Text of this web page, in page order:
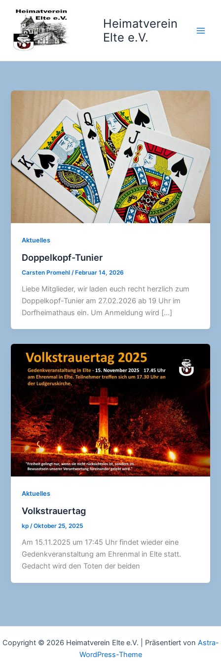
springen
Heimatverein
Elte e.V.
Aktuelles
Doppelkopf-Tunier
Carsten Promehl /Februar 14, 2026
Liebe Mitglieder, wir laden euch recht herzlich zum
Doppelkopf-Tunier am 27.02.2026 ab 19 Uhr im
Dorfheimathaus ein. Um Anmeldung wird […]
Aktuelles
Volkstrauertag
kp/Oktober 25, 2025
Am 15.11.2025 um 17:45 Uhr findet wieder eine
Gedenkveranstaltung am Ehrenmal in Elte statt.
Gedacht wird den Toten der beiden
Copyright © 2026 Heimatverein Elte e.V. | Präsentiert von Astra-
WordPress-Theme